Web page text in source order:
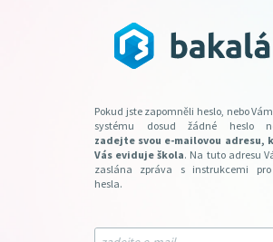
Pokud jste zapomněli heslo, nebo
systému dosud žádné heslo
zadejte svou e-mailovou adresu,
Vás eviduje škola. Na tuto adresu
zaslána zpráva s instrukcemi
hesla.